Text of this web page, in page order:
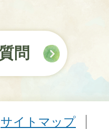
問
サイトマップ